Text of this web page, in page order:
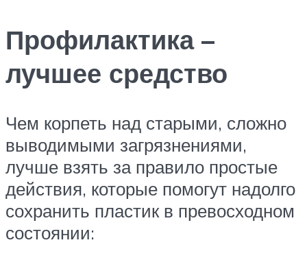
Профилактика –
лучшее средство
Чем корпеть над старыми, сложно
выводимыми загрязнениями,
лучше взять за правило простые
действия, которые помогут надолго
сохранить пластик в превосходном
состоянии: